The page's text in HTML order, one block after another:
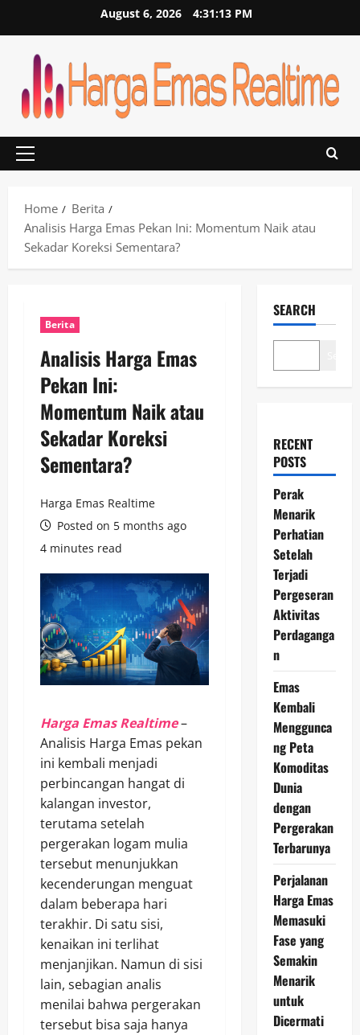
August 6, 2026 4:31:14 PM
Primary
Home
Berita
Analisis Harga Emas Pekan Ini: Momentum Naik atau
Sekadar Koreksi Sementara?
Berita
Analisis Harga Emas
Pekan Ini:
Momentum Naik atau
Sekadar Koreksi
Sementara?
Harga Emas Realtime
Posted on 5 months ago
4 minutes read
Harga Emas Realtime–
Analisis Harga Emas pekan
ini kembali menjadi
perbincangan hangat di
kalangan investor,
terutama setelah
pergerakan logam mulia
tersebut menunjukkan
kecenderungan menguat
dalam beberapa hari
terakhir. Di satu sisi,
kenaikan ini terlihat
menjanjikan. Namun di sisi
lain, sebagian analis
menilai bahwa pergerakan
tersebut bisa saja hanya
SEARCH
RECENT
POSTS
Perak
Menarik
Perhatian
Setelah
Terjadi
Pergeseran
Aktivitas
Perdaganga
n
Emas
Kembali
Menggunca
ng Peta
Komoditas
Dunia
dengan
Pergerakan
Terbarunya
Perjalanan
Harga Emas
Memasuki
Fase yang
Semakin
Menarik
untuk
Dicermati